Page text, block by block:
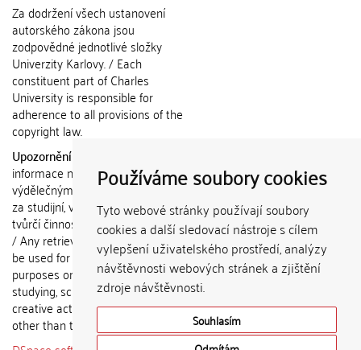
Používáme soubory cookies
Tyto webové stránky používají soubory
cookies a další sledovací nástroje s cílem
vylepšení uživatelského prostředí, analýzy
návštěvnosti webových stránek a zjištění
zdroje návštěvnosti.
Souhlasím
Za dodržení všech ustanovení
autorského zákona jsou
zodpovědné jednotlivé složky
Univerzity Karlovy. / Each
constituent part of Charles
University is responsible for
adherence to all provisions of the
copyright law.
Upozornění / Notice:
informace nemohou být použity k
výdělečným účelům nebo vydávány
za studijní, vědeckou nebo jinou
tvůrčí činnost jiné osoby než autora.
/ Any retrieved information shall not
be used for any commercial
purposes or claimed as results of
studying, scientific or any other
creative activities of any person
other than the author.